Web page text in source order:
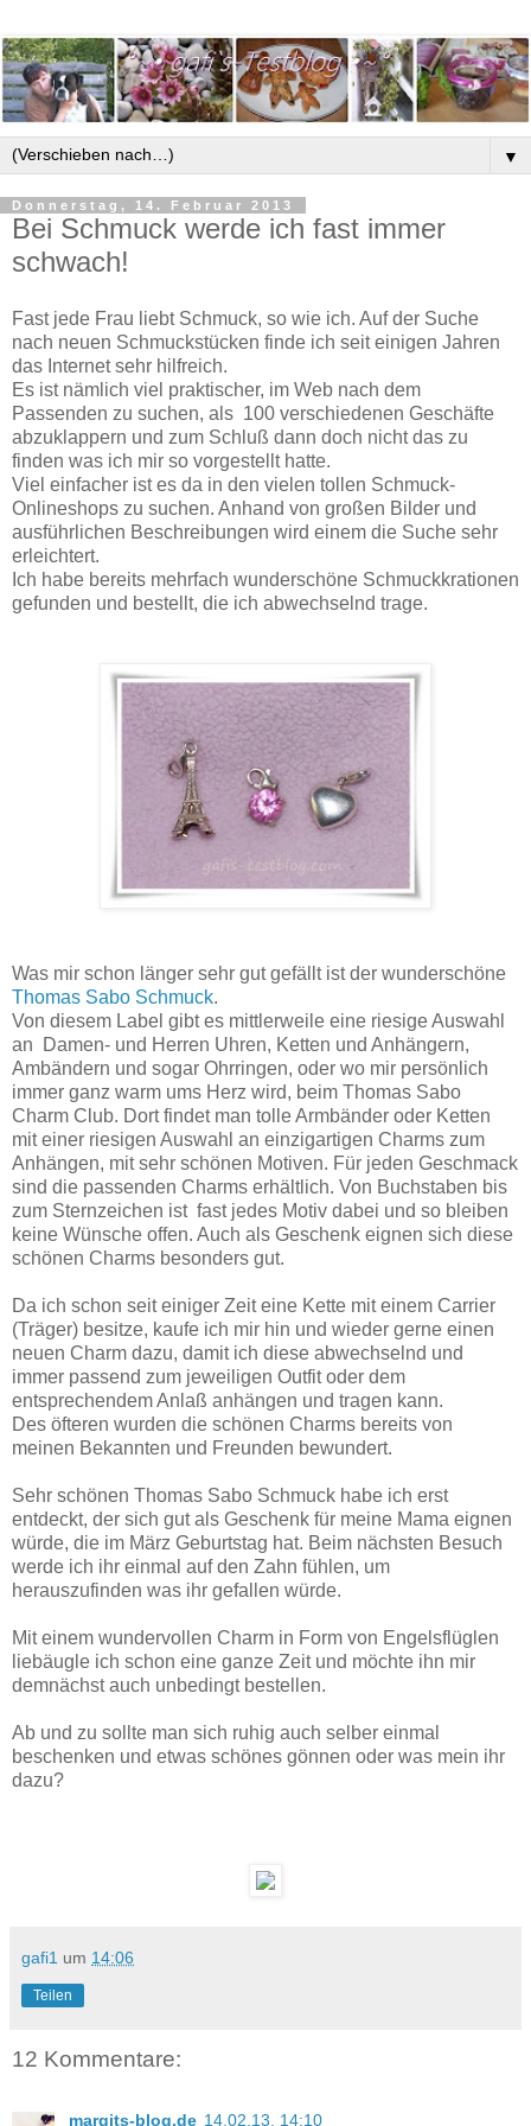
▼
Donnerstag, 14. Februar 2013
Bei Schmuck werde ich fast immer
schwach!
Fast jede Frau liebt Schmuck, so wie ich. Auf der Suche
nach neuen Schmuckstücken finde ich seit einigen Jahren
das Internet sehr hilfreich.
Es ist nämlich viel praktischer, im Web nach dem
Passenden zu suchen, als 100 verschiedenen Geschäfte
abzuklappern und zum Schluß dann doch nicht das zu
finden was ich mir so vorgestellt hatte.
Viel einfacher ist es da in den vielen tollen Schmuck-
Onlineshops zu suchen. Anhand von großen Bilder und
ausführlichen Beschreibungen wird einem die Suche sehr
erleichtert.
Ich habe bereits mehrfach wunderschöne Schmuckkrationen
gefunden und bestellt, die ich abwechselnd trage.
Was mir schon länger sehr gut gefällt ist der wunderschöne
Thomas Sabo Schmuck.
Von diesem Label gibt es mittlerweile eine riesige Auswahl
an Damen- und Herren Uhren, Ketten und Anhängern,
Ambändern und sogar Ohrringen, oder wo mir persönlich
immer ganz warm ums Herz wird, beim Thomas Sabo
Charm Club. Dort findet man tolle Armbänder oder Ketten
mit einer riesigen Auswahl an einzigartigen Charms zum
Anhängen, mit sehr schönen Motiven. Für jeden Geschmack
sind die passenden Charms erhältlich. Von Buchstaben bis
zum Sternzeichen ist fast jedes Motiv dabei und so bleiben
keine Wünsche offen. Auch als Geschenk eignen sich diese
schönen Charms besonders gut.
Da ich schon seit einiger Zeit eine Kette mit einem Carrier
(Träger) besitze, kaufe ich mir hin und wieder gerne einen
neuen Charm dazu, damit ich diese abwechselnd und
immer passend zum jeweiligen Outfit oder dem
entsprechendem Anlaß anhängen und tragen kann.
Des öfteren wurden die schönen Charms bereits von
meinen Bekannten und Freunden bewundert.
Sehr schönen Thomas Sabo Schmuck habe ich erst
entdeckt, der sich gut als Geschenk für meine Mama eignen
würde, die im März Geburtstag hat. Beim nächsten Besuch
werde ich ihr einmal auf den Zahn fühlen, um
herauszufinden was ihr gefallen würde.
Mit einem wundervollen Charm in Form von Engelsflüglen
liebäugle ich schon eine ganze Zeit und möchte ihn mir
demnächst auch unbedingt bestellen.
Ab und zu sollte man sich ruhig auch selber einmal
beschenken und etwas schönes gönnen oder was mein ihr
dazu?
gafi1 um 14:06
Teilen
12 Kommentare:
margits-blog.de 14.02.13, 14:10